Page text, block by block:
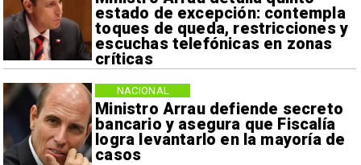
estado de excepción: contempla
toques de queda, restricciones y
escuchas telefónicas en zonas
críticas
Ministro Arrau defiende secreto
bancario y asegura que Fiscalía
logra levantarlo en la mayoría de
casos
NACIONAL